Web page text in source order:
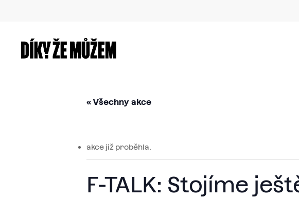
content
« Všechny akce
akce již proběhla.
F-TALK: Stojíme